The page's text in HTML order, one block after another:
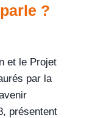
?
et le Projet
par la
présentent